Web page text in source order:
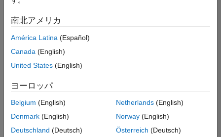
マーケティング コミュニケーション
選
し
人
の
保
存
一
南北アメリカ
América Latina (Español)
Canada (English)
United States (English)
ヨーロッパ
Belgium (English)
Denmark (English)
Deutschland (Deutsch)
Netherlands(English)
Norway(English)
Österreich (Deutsch)